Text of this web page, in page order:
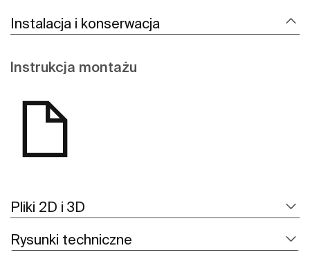
Instalacja i konserwacja
Instrukcja montażu
Pliki 2D i 3D
Rysunki techniczne